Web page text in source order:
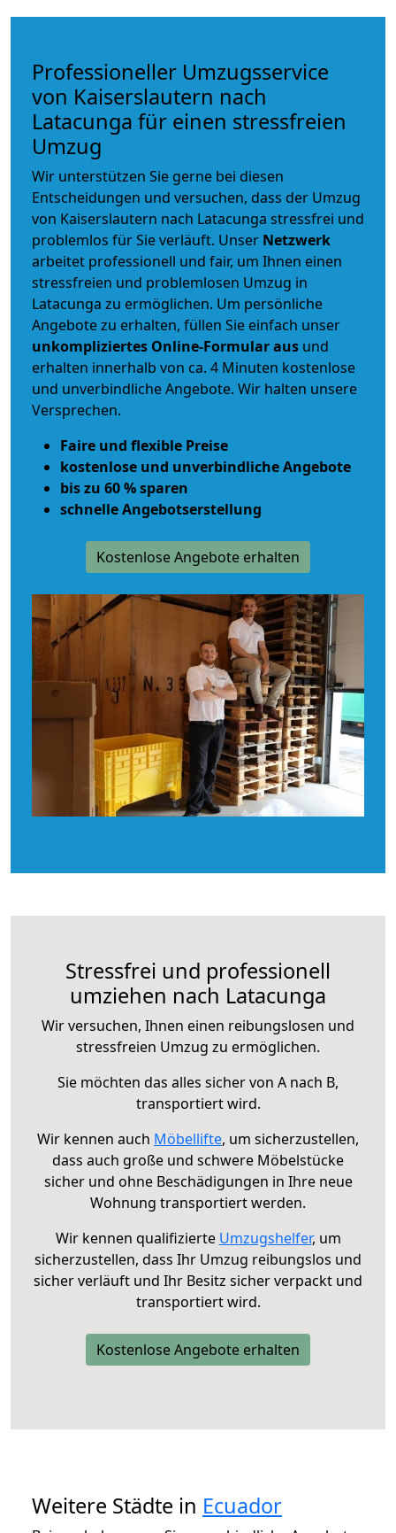
Professioneller Umzugsservice
von Kaiserslautern nach
Latacunga für einen stressfreien
Umzug
Wir unterstützen Sie gerne bei diesen
Entscheidungen und versuchen, dass der Umzug
von Kaiserslautern nach Latacunga stressfrei und
problemlos für Sie verläuft. Unser Netzwerk
arbeitet professionell und fair, um Ihnen einen
stressfreien und problemlosen Umzug in
Latacunga zu ermöglichen. Um persönliche
Angebote zu erhalten, füllen Sie einfach unser
unkompliziertes Online-Formular aus und
erhalten innerhalb von ca. 4 Minuten kostenlose
und unverbindliche Angebote. Wir halten unsere
Versprechen.
Faire und flexible Preise
kostenlose und unverbindliche Angebote
bis zu 60 % sparen
schnelle Angebotserstellung
Kostenlose Angebote erhalten
Stressfrei und professionell
umziehen nach Latacunga
Wir versuchen, Ihnen einen reibungslosen und
stressfreien Umzug zu ermöglichen.
Sie möchten das alles sicher von A nach B,
transportiert wird.
Wir kennen auch Möbellifte, um sicherzustellen,
dass auch große und schwere Möbelstücke
sicher und ohne Beschädigungen in Ihre neue
Wohnung transportiert werden.
Wir kennen qualifizierte Umzugshelfer, um
sicherzustellen, dass Ihr Umzug reibungslos und
sicher verläuft und Ihr Besitz sicher verpackt und
transportiert wird.
Kostenlose Angebote erhalten
Weitere Städte in Ecuador